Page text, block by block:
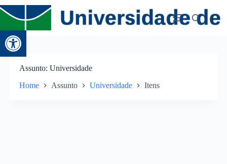
Abrir a barra de ferramentas
Assunto Universidade
Home Assunto Universidade Itens